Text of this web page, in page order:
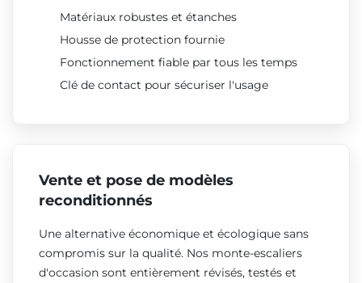
Matériaux robustes et étanches
Housse de protection fournie
Fonctionnement fiable par tous les temps
Clé de contact pour sécuriser l'usage
Vente et pose de modèles
reconditionnés
Une alternative économique et écologique sans
compromis sur la qualité. Nos monte-escaliers
d'occasion sont entièrement révisés, testés et